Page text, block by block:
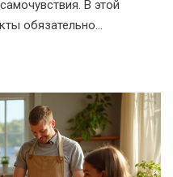
В этой
обязательно
и минералов,
элементы питания,
о правильном
осознанные
жизни.